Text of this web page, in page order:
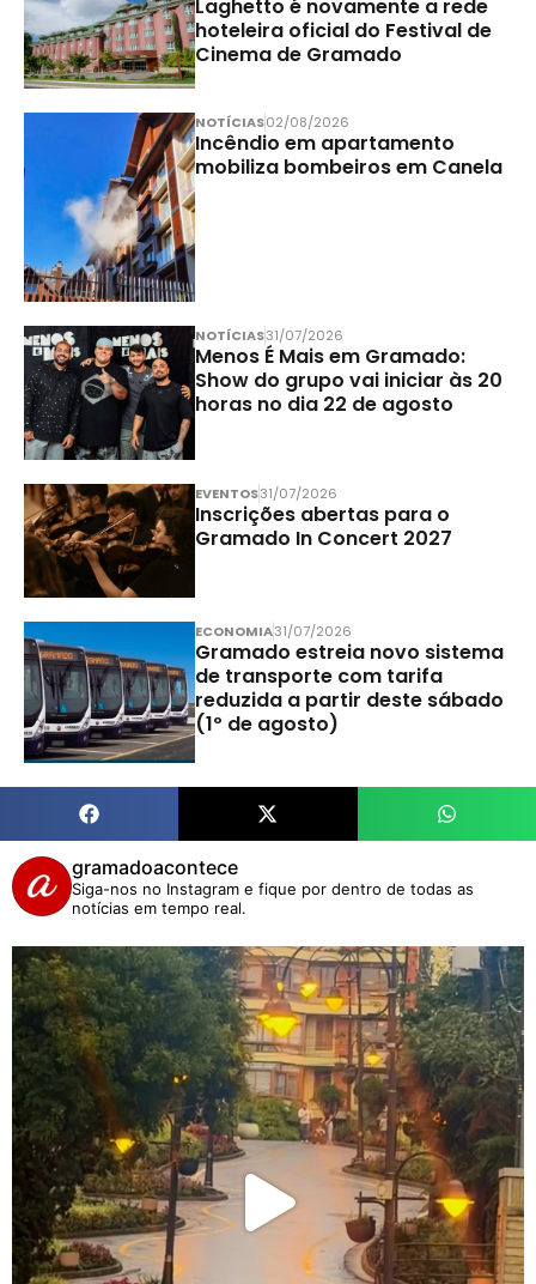
Laghetto é novamente a rede
hoteleira oficial do Festival de
Cinema de Gramado
NOTÍCIAS02/08/2026
Incêndio em apartamento
mobiliza bombeiros em Canela
NOTÍCIAS31/07/2026
Menos É Mais em Gramado:
Show do grupo vai iniciar às 20
horas no dia 22 de agosto
EVENTOS31/07/2026
Inscrições abertas para o
Gramado In Concert 2027
ECONOMIA31/07/2026
Gramado estreia novo sistema
de transporte com tarifa
reduzida a partir deste sábado
(1º de agosto)
gramadoacontece
Siga-nos no Instagram e fique por dentro de todas as
notícias em tempo real.